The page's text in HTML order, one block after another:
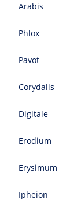
Arabis
Phlox
Pavot
Corydalis
Digitale
Erodium
Erysimum
Ipheion